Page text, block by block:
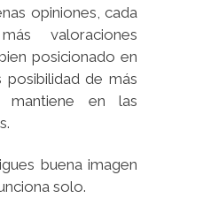
opiniones, cada
valoraciones
posicionado en
posibilidad de más
en las
buena imagen
solo.